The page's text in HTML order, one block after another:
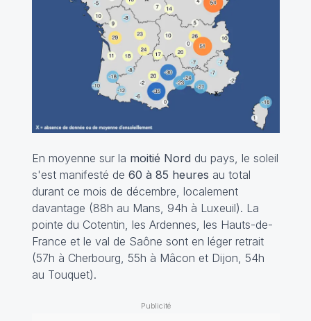
En moyenne sur la moitié Nord du pays, le soleil
s'est manifesté de 60 à 85 heures au total
durant ce mois de décembre, localement
davantage (88h au Mans, 94h à Luxeuil). La
pointe du Cotentin, les Ardennes, les Hauts-de-
France et le val de Saône sont en léger retrait
(57h à Cherbourg, 55h à Mâcon et Dijon, 54h
au Touquet).